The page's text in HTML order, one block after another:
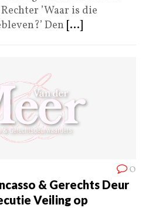
’Waar is die
Den [...]
0
& Gerechts Deur
Veiling op